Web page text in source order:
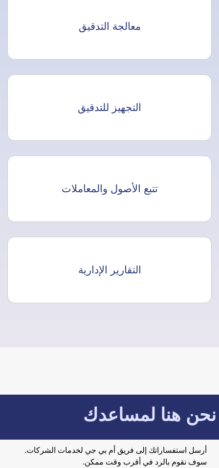
معالجة التدقيق
التجهيز للتدقيق
تتبع الأصول والمعاملات
التقارير الإدارية
نحن هنا لمساعدك
أرسل استفساراتك إلى فريق أم بي جي لخدمات الشركات.
سوف نقوم بالرد في أقرب وقت ممكن.